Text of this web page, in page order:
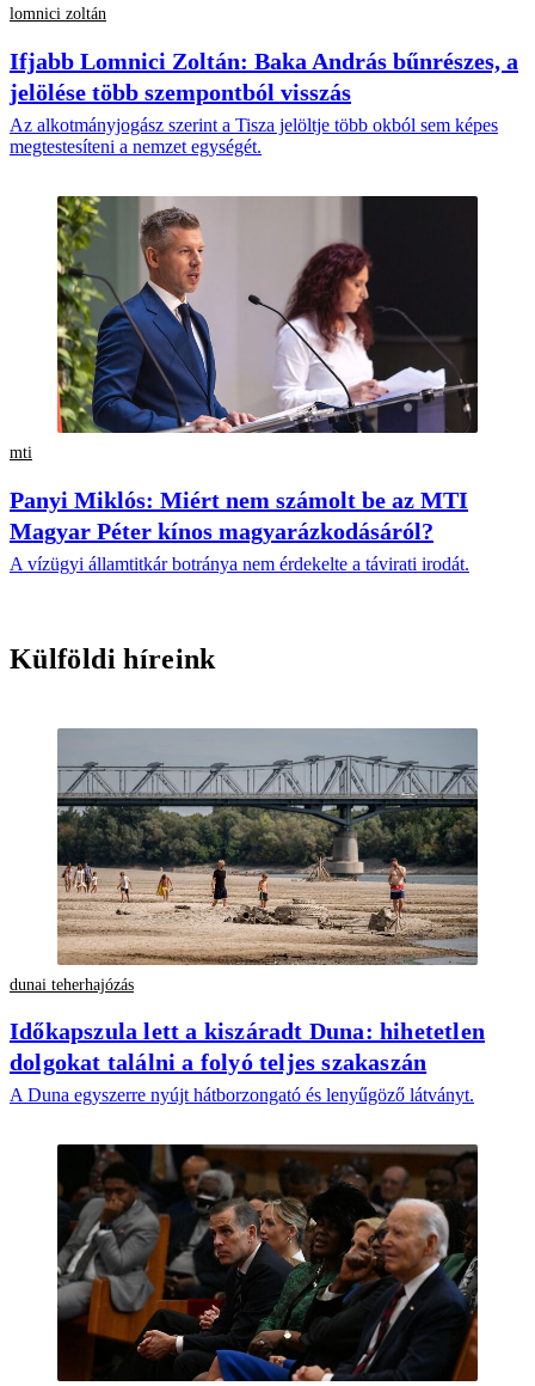
lomnici zoltán
Ifjabb Lomnici Zoltán: Baka András bűnrészes, a
jelölése több szempontból visszás
Az alkotmányjogász szerint a Tisza jelöltje több okból sem képes
megtestesíteni a nemzet egységét.
mti
Panyi Miklós: Miért nem számolt be az MTI
Magyar Péter kínos magyarázkodásáról?
A vízügyi államtitkár botránya nem érdekelte a távirati irodát.
Külföldi híreink
dunai teherhajózás
Időkapszula lett a kiszáradt Duna: hihetetlen
dolgokat találni a folyó teljes szakaszán
A Duna egyszerre nyújt hátborzongató és lenyűgöző látványt.